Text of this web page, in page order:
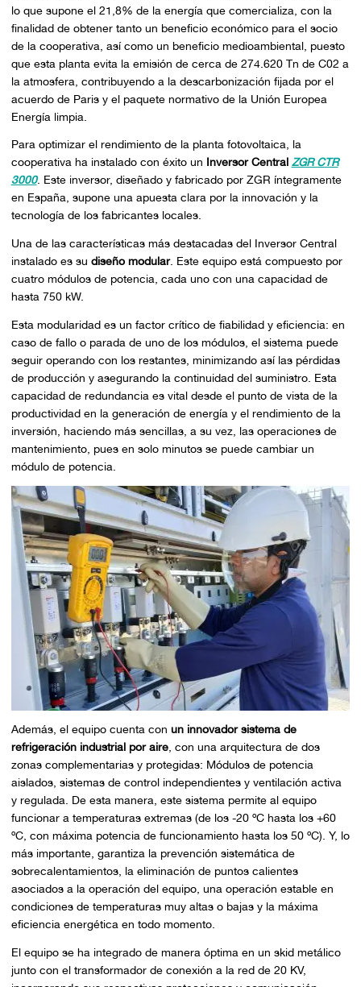
lo que supone el 21,8% de la energía que comercializa, con la
finalidad de obtener tanto un beneficio económico para el socio
de la cooperativa, así como un beneficio medioambiental, puesto
que esta planta evita la emisión de cerca de 274.620 Tn de C02 a
la atmosfera, contribuyendo a la descarbonización fijada por el
acuerdo de Paris y el paquete normativo de la Unión Europea
Energía limpia.
Para optimizar el rendimiento de la planta fotovoltaica, la
cooperativa ha instalado con éxito un Inversor Central ZGR CTR
3000. Este inversor, diseñado y fabricado por ZGR íntegramente
en España, supone una apuesta clara por la innovación y la
tecnología de los fabricantes locales.
Una de las características más destacadas del Inversor Central
instalado es su diseño modular. Este equipo está compuesto por
cuatro módulos de potencia, cada uno con una capacidad de
hasta 750 kW.
Esta modularidad es un factor crítico de fiabilidad y eficiencia: en
caso de fallo o parada de uno de los módulos, el sistema puede
seguir operando con los restantes, minimizando así las pérdidas
de producción y asegurando la continuidad del suministro. Esta
capacidad de redundancia es vital desde el punto de vista de la
productividad en la generación de energía y el rendimiento de la
inversión, haciendo más sencillas, a su vez, las operaciones de
mantenimiento, pues en solo minutos se puede cambiar un
módulo de potencia.
Además, el equipo cuenta con un innovador sistema de
refrigeración industrial por aire, con una arquitectura de dos
zonas complementarias y protegidas: Módulos de potencia
aislados, sistemas de control independientes y ventilación activa
y regulada. De esta manera, este sistema permite al equipo
funcionar a temperaturas extremas (de los -20 ºC hasta los +60
ºC, con máxima potencia de funcionamiento hasta los 50 ºC). Y, lo
más importante, garantiza la prevención sistemática de
sobrecalentamientos, la eliminación de puntos calientes
asociados a la operación del equipo, una operación estable en
condiciones de temperaturas muy altas o bajas y la máxima
eficiencia energética en todo momento.
El equipo se ha integrado de manera óptima en un skidmetálico
junto con el transformador de conexión a la red de 20 KV,